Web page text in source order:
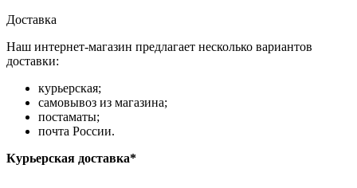
Доставка
Наш интернет-магазин предлагает несколько вариантов
доставки:
курьерская;
самовывоз из магазина;
постаматы;
почта России.
Курьерская доставка*